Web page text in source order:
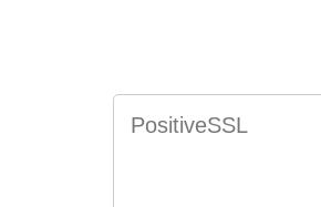
PositiveSSL